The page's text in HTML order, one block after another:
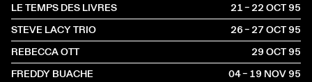
LE TEMPS DES LIVRES
21 – 22 OCT1995
STEVE LACY TRIO
26 – 27 OCT1995
REBECCA OTT
29 OCT1995
FREDDY BUACHE
04 – 19 NOV1995